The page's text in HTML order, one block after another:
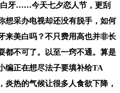
牙……今天七夕恋人节，更刮
想采办电视却还没有脱手，如何
来美白吗？不只费用高也并非长
都不可了。以至一窍不通。算是
正在想尽法子要填补给TA
炎热的气候让很多人食欲下降，